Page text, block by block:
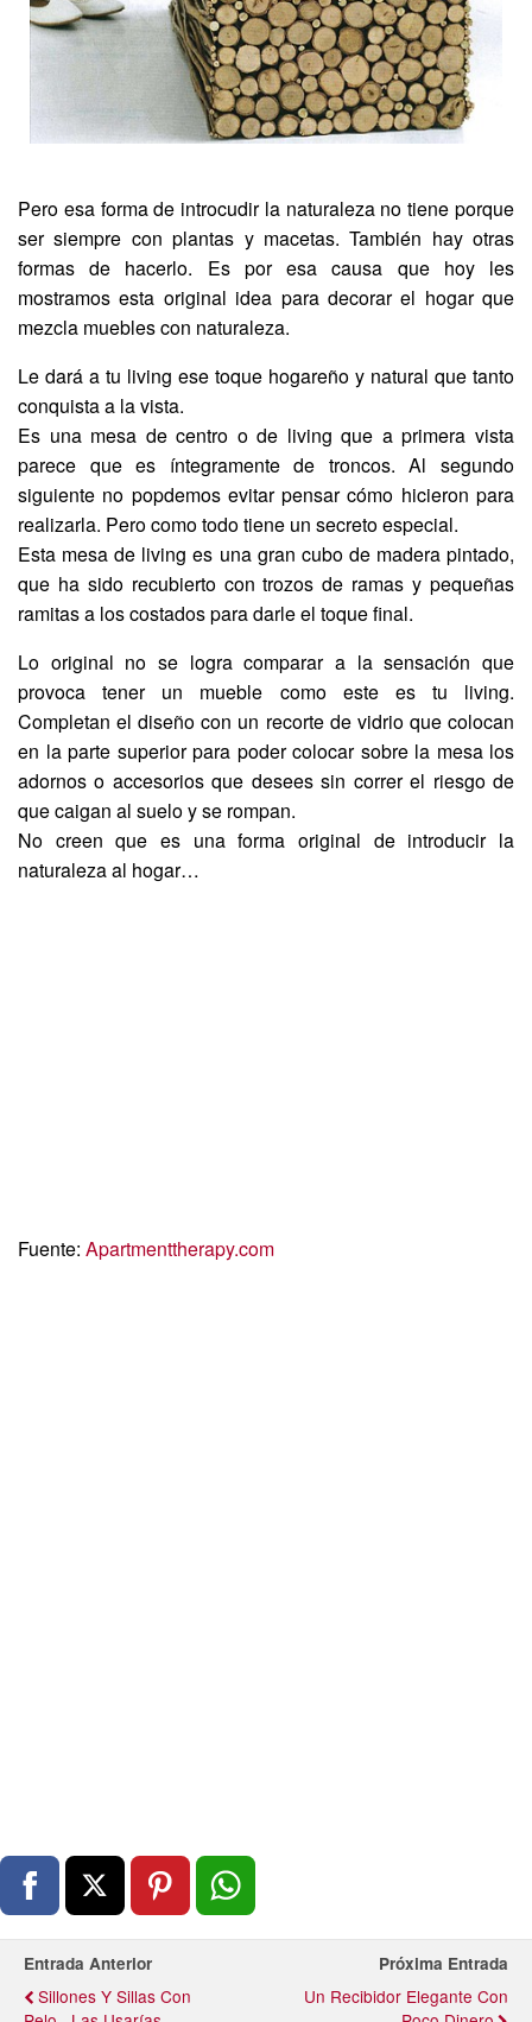
Pero esa forma de introcudir la naturaleza no tiene porque
ser siempre con plantas y macetas. También hay otras
formas de hacerlo. Es por esa causa que hoy les
mostramos esta original idea para decorar el hogar que
mezcla muebles con naturaleza.
Le dará a tu living ese toque hogareño y natural que tanto
conquista a la vista.
Es una mesa de centro o de living que a primera vista
parece que es íntegramente de troncos. Al segundo
siguiente no popdemos evitar pensar cómo hicieron para
realizarla. Pero como todo tiene un secreto especial.
Esta mesa de living es una gran cubo de madera pintado,
que ha sido recubierto con trozos de ramas y pequeñas
ramitas a los costados para darle el toque final.
Lo original no se logra comparar a la sensación que
provoca tener un mueble como este es tu living.
Completan el diseño con un recorte de vidrio que colocan
en la parte superior para poder colocar sobre la mesa los
adornos o accesorios que desees sin correr el riesgo de
que caigan al suelo y se rompan.
No creen que es una forma original de introducir la
naturaleza al hogar…
Fuente: Apartmenttherapy.com
Entrada Anterior
Sillones Y Sillas Con
Próxima Entrada
Un Recibidor Elegante Con